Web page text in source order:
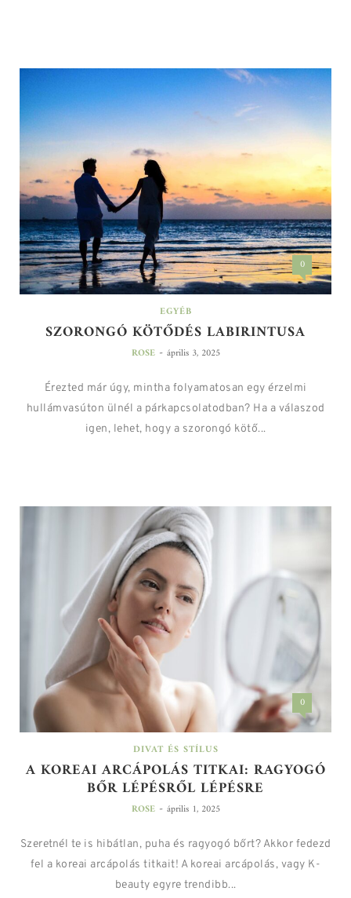
0
EGYÉB
SZORONGÓ KÖTŐDÉS LABIRINTUSA
ROSE - április 3, 2025
Érezted már úgy, mintha folyamatosan egy érzelmi
hullámvasúton ülnél a párkapcsolatodban? Ha a válaszod
igen, lehet, hogy a szorongó kötő...
0
DIVAT ÉS STÍLUS
A KOREAI ARCÁPOLÁS TITKAI: RAGYOGÓ
BŐR LÉPÉSRŐL LÉPÉSRE
ROSE - április 1, 2025
Szeretnél te is hibátlan, puha és ragyogó bőrt? Akkor fedezd
fel a koreai arcápolás titkait! A koreai arcápolás, vagy K-
beauty egyre trendibb...